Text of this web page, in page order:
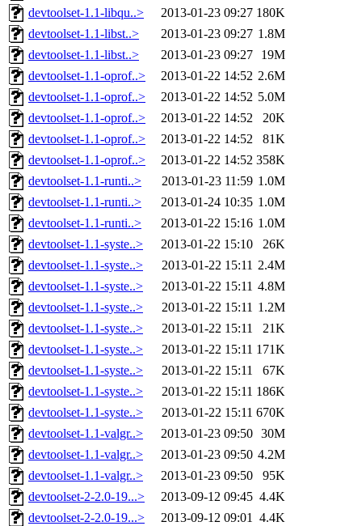
devtoolset-1.1-libqu..>
2013-01-23 09:27 180K
devtoolset-1.1-libst..>
2013-01-23 09:27 1.8M
devtoolset-1.1-libst..>
2013-01-23 09:27
19M
devtoolset-1.1-oprof..>
2013-01-22 14:52 2.6M
devtoolset-1.1-oprof..>
2013-01-22 14:52 5.0M
devtoolset-1.1-oprof..>
2013-01-22 14:52
20K
devtoolset-1.1-oprof..>
2013-01-22 14:52
81K
devtoolset-1.1-oprof..>
2013-01-22 14:52 358K
devtoolset-1.1-runti..>
2013-01-23 11:59 1.0M
devtoolset-1.1-runti..>
2013-01-24 10:35 1.0M
devtoolset-1.1-runti..>
2013-01-22 15:16 1.0M
devtoolset-1.1-syste..>
2013-01-22 15:10
26K
devtoolset-1.1-syste..>
2013-01-22 15:11 2.4M
devtoolset-1.1-syste..>
2013-01-22 15:11 4.8M
devtoolset-1.1-syste..>
2013-01-22 15:11 1.2M
devtoolset-1.1-syste..>
2013-01-22 15:11
21K
devtoolset-1.1-syste..>
2013-01-22 15:11 171K
devtoolset-1.1-syste..>
2013-01-22 15:11
67K
devtoolset-1.1-syste..>
2013-01-22 15:11 186K
devtoolset-1.1-syste..>
2013-01-22 15:11 670K
devtoolset-1.1-valgr..>
2013-01-23 09:50 30M
devtoolset-1.1-valgr..>
2013-01-23 09:50 4.2M
devtoolset-1.1-valgr..>
2013-01-23 09:50
95K
devtoolset-2-2.0-19...>
2013-09-12 09:45 4.4K
devtoolset-2-2.0-19...>
2013-09-12 09:01 4.4K